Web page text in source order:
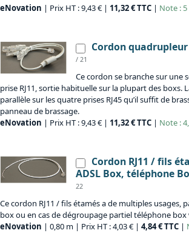
eNovation | Prix HT : 9,43 € | 11,32 € TTC | Note : 5
Cordon quadrupleur
/ 21
Ce cordon se branche sur une
prise RJ11, sortie habituelle sur la plupart des boxs.
parallèle sur les quatre prises RJ45 qu’il suffit de
panneau de brassage.
eNovation | Prix HT : 9,43 € | 11,32 € TTC | Note :
Cordon RJ11 / fils
ADSL Box, téléphone
22
Ce cordon RJ11 / fils étamés a de multiples usages,
box ou en cas de dégroupage partiel téléphone box
eNovation | 0,80 m | Prix HT : 4,03 € | 4,84 € TTC |